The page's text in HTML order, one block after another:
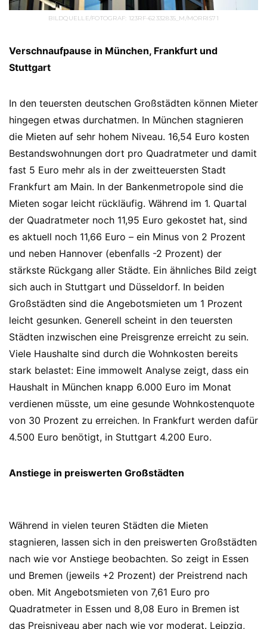
BILDQUELLE/FOTOGRAF: 123RF-62332835_M/MORRIS71
Verschnaufpause in München, Frankfurt und
Stuttgart
In den teuersten deutschen Großstädten können Mieter
hingegen etwas durchatmen. In München stagnieren
die Mieten auf sehr hohem Niveau. 16,54 Euro kosten
Bestandswohnungen dort pro Quadratmeter und damit
fast 5 Euro mehr als in der zweitteuersten Stadt
Frankfurt am Main. In der Bankenmetropole sind die
Mieten sogar leicht rückläufig. Während im 1. Quartal
der Quadratmeter noch 11,95 Euro gekostet hat, sind
es aktuell noch 11,66 Euro – ein Minus von 2 Prozent
und neben Hannover (ebenfalls -2 Prozent) der
stärkste Rückgang aller Städte. Ein ähnliches Bild zeigt
sich auch in Stuttgart und Düsseldorf. In beiden
Großstädten sind die Angebotsmieten um 1 Prozent
leicht gesunken. Generell scheint in den teuersten
Städten inzwischen eine Preisgrenze erreicht zu sein.
Viele Haushalte sind durch die Wohnkosten bereits
stark belastet: Eine immowelt Analyse zeigt, dass ein
Haushalt in München knapp 6.000 Euro im Monat
verdienen müsste, um eine gesunde Wohnkostenquote
von 30 Prozent zu erreichen. In Frankfurt werden dafür
4.500 Euro benötigt, in Stuttgart 4.200 Euro.
Anstiege in preiswerten Großstädten
Während in vielen teuren Städten die Mieten
stagnieren, lassen sich in den preiswerten Großstädten
nach wie vor Anstiege beobachten. So zeigt in Essen
und Bremen (jeweils +2 Prozent) der Preistrend nach
oben. Mit Angebotsmieten von 7,61 Euro pro
Quadratmeter in Essen und 8,08 Euro in Bremen ist
das Preisniveau aber nach wie vor moderat. Leipzig,